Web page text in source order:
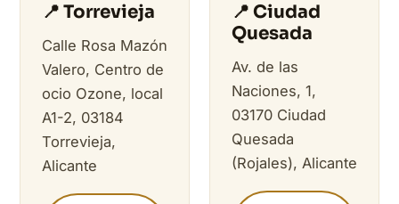
📍 Torrevieja
Calle Rosa Mazón
Valero, Centro de
ocio Ozone, local
A1-2, 03184
Torrevieja,
Alicante
📍 Ciudad
Quesada
Av. de las
Naciones, 1,
03170 Ciudad
Quesada
(Rojales), Alicante